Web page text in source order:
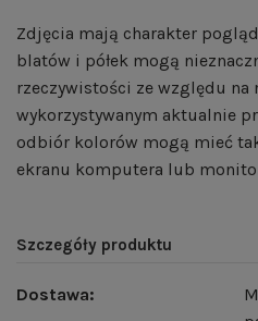
Zdjęcia mają charakter
blatów i półek mogą
rzeczywistości ze względu na
wykorzystywanym aktualnie
odbiór kolorów mogą mieć
ekranu komputera lub
Szczegóły produktu
Dostawa: